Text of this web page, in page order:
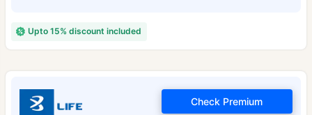
Upto 15% discount included
Check Premium